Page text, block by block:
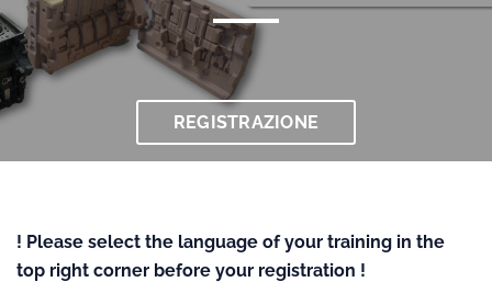
REGISTRAZIONE
! Please select the language of your training in the
top right corner before your registration !